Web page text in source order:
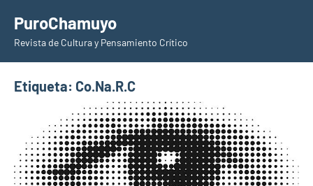
contenido
PuroChamuyo
Revista de Cultura y Pensamiento Crítico
Etiqueta: Co.Na.R.C